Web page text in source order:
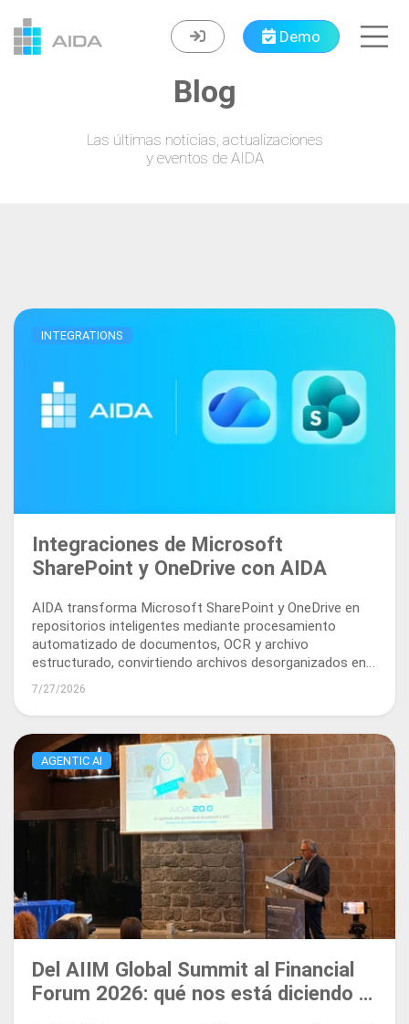
Demo
Blog
Las últimas noticias, actualizaciones
y eventos de AIDA
INTEGRATIONS
Integraciones de Microsoft
SharePoint y OneDrive con AIDA
AIDA transforma Microsoft SharePoint y OneDrive en
repositorios inteligentes mediante procesamiento
automatizado de documentos, OCR y archivo
estructurado, convirtiendo archivos desorganizados en
activos empresariales localizables y utilizables.
7/27/2026
AGENTIC AI
Del AIIM Global Summit al Financial
Forum 2026: qué nos está diciendo el